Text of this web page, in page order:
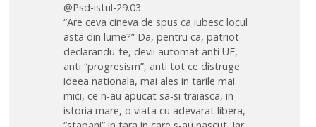
@Psd-istul-29.03
“Are ceva cineva de spus ca iubesc locul
asta din lume?” Da, pentru ca, patriot
declarandu-te, devii automat anti UE,
anti “progresism”, anti tot ce distruge
ideea nationala, mai ales in tarile mai
mici, ce n-au apucat sa-si traiasca, in
istoria mare, o viata cu adevarat libera,